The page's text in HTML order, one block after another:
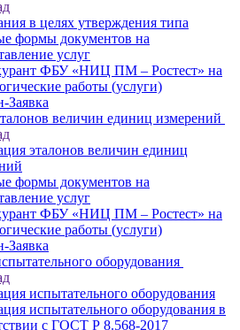
в целях утверждения типа
формы документов на
услуг
ФБУ «НИЦ ПМ – Ростест» на
работы (услуги)
Заявка
величин единиц измерений
эталонов величин единиц
формы документов на
услуг
ФБУ «НИЦ ПМ – Ростест» на
работы (услуги)
Заявка
оборудования
испытательного оборудования
испытательного оборудования в
с ГОСТ Р 8.568-2017